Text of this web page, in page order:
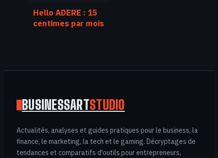
Hello ADERE : 15
centimes par mois
BUSINESSARTSTUDIO
Actualités, analyses et guides pratiques pour le business, la
finance, le marketing, la tech et le gaming. Décryptages de
tendances et comparatifs d'outils pour entrepreneurs,